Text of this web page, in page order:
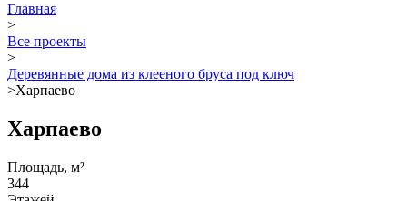
Главная
>
Все проекты
>
Деревянные дома из клееного бруса под ключ
>Харпаево
Харпаево
Площадь, м²
344